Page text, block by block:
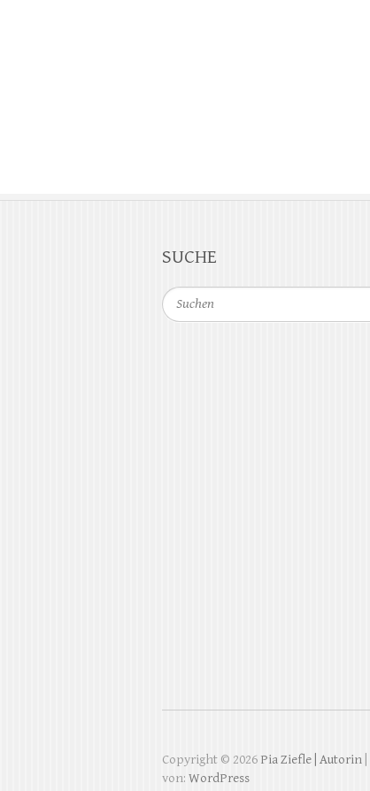
SUCHE
Suchen
Copyright © 2026 Pia Ziefle | Autorin
von: WordPress